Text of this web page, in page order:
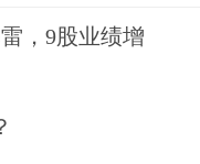
、新一代通信
，9股业绩增